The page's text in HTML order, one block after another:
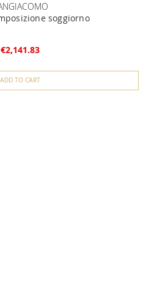
soggiorno
€2,141.83
ADD TO CART